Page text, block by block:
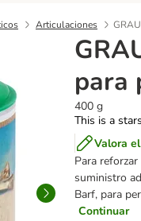
Articulaciones
para
400 g
This is a
Valora
Para
suministro
Barf, para
Continuar